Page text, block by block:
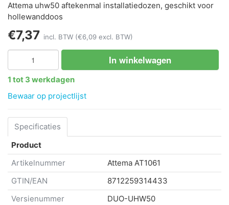
Attema uhw50 aftekenmal installatiedozen, geschikt voor
hollewanddoos
€7,37 incl. BTW (€6,09 excl. BTW)
In winkelwagen
1 tot 3 werkdagen
Bewaar op projectlijst
Specificaties
Product
Artikelnummer
Attema AT1061
GTIN/EAN
8712259314433
Versienummer
DUO-UHW50